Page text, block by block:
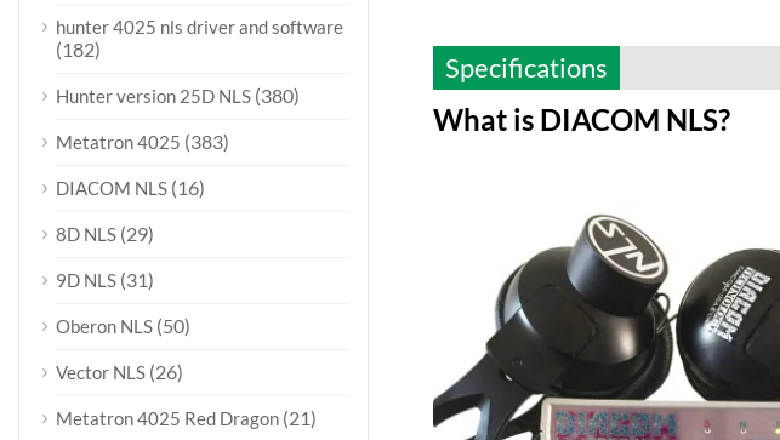
Specifications
What is DIACOM NLS?
hunter 4025 nls driver and software
(182)
Hunter version 25D NLS (380)
Metatron 4025 (383)
DIACOM NLS (16)
8D NLS (29)
9D NLS (31)
Oberon NLS (50)
Vector NLS (26)
Metatron 4025 Red Dragon (21)